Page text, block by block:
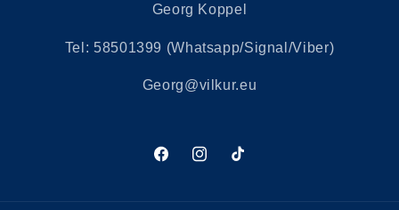
Georg Koppel
Tel: 58501399 (Whatsapp/Signal/Viber)
Georg@vilkur.eu
FacebookInstagram
Tikk-